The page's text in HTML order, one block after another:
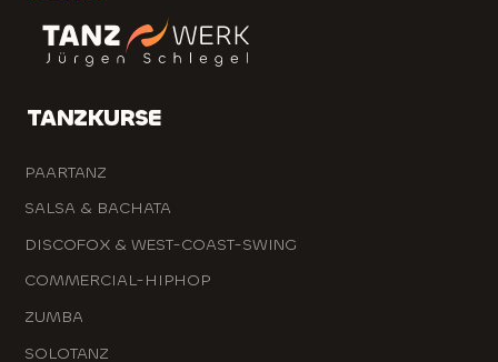
TANZKURSE
PAARTANZ
SALSA & BACHATA
DISCOFOX & WEST-COAST-SWING
COMMERCIAL-HIPHOP
ZUMBA
SOLOTANZ